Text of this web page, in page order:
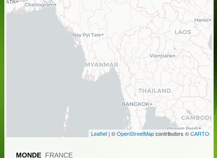
Leaflet| ©OpenStreetMapcontributors ©CARTO
MONDE FRANCE